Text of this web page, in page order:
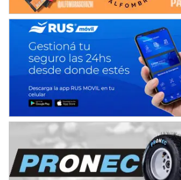
Avellaneda (Santa Fe)
SUR SANTAFESINO - F4
José Samuel Sánchez (Tierra)
Rufino (Santa Fe)
TUCUMANO - F5
Juan Navarro (Asfalto)
El Timbó (Tucumán)